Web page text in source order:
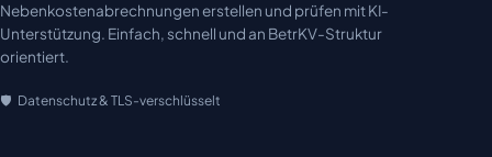
Nebenkostenabrechnungen erstellen und prüfen mit KI-
Unterstützung. Einfach, schnell und an BetrKV-Struktur
orientiert.
Datenschutz & TLS-verschlüsselt